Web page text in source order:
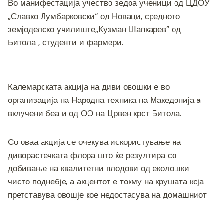
Во манифестација учество зедоа ученици од ЦДОУ
„Славко Лумбарковски“ од Новаци, средното
земјоделско училиште,,Кузман Шапкарев” од
Битола , студенти и фармери.
Калемарската акција на диви овошки е во
организација на Народна техника на Македонија a
вклучени беа и од ОО на Црвен крст Битола.
Со оваа акција се очекува искористување на
диворастечката флора што ќе резултира со
добивање на квалитетни плодови од еколошки
чисто поднебје, а акцентот е токму на крушата која
претставува овошје кое недостасува на домашниот